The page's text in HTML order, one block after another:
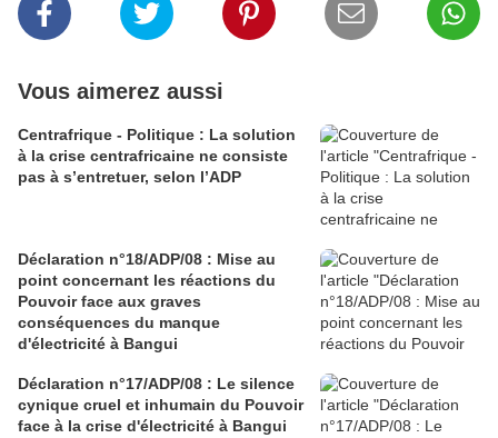
Vous aimerez aussi
Centrafrique - Politique : La solution
à la crise centrafricaine ne consiste
pas à s’entretuer, selon l’ADP
Déclaration n°18/ADP/08 : Mise au
point concernant les réactions du
Pouvoir face aux graves
conséquences du manque
d'électricité à Bangui
Déclaration n°17/ADP/08 : Le silence
cynique cruel et inhumain du Pouvoir
face à la crise d'électricité à Bangui